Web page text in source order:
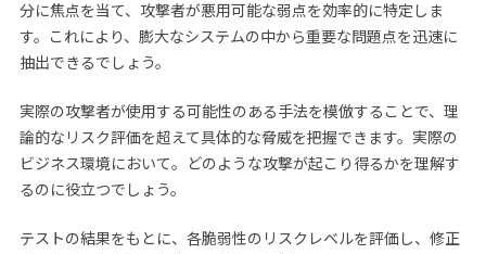
分に焦点を当て、攻撃者が悪用可能な弱点を効率的に特定しま
す。これにより、膨大なシステムの中から重要な問題点を迅速に
抽出できるでしょう。
実際の攻撃者が使用する可能性のある手法を模倣することで、理
論的なリスク評価を超えて具体的な脅威を把握できます。実際の
ビジネス環境において。どのような攻撃が起こり得るかを理解す
るのに役立つでしょう。
テストの結果をもとに、各脆弱性のリスクレベルを評価し、修正